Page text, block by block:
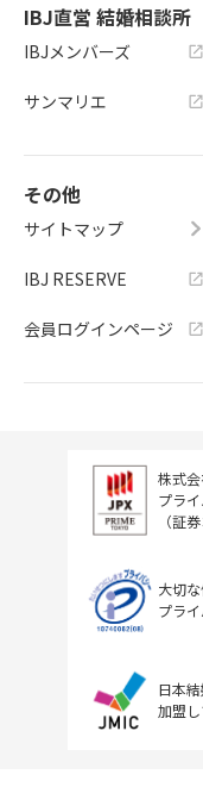
IBJ直営 結婚相談所
IBJメンバーズ
サンマリエ
その他
サイトマップ
IBJ RESERVE
会員ログインページ
株式
プラ
（証
大切
プラ
日本
加盟し